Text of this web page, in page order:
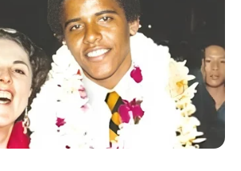
cari pom bensin
km
– cukup untuk perjalanan
tanpa bakar bensin
super cepat– 13,7 menit
biasa
– biaya per km hanya
3,75 L/100 km
"Little H9"